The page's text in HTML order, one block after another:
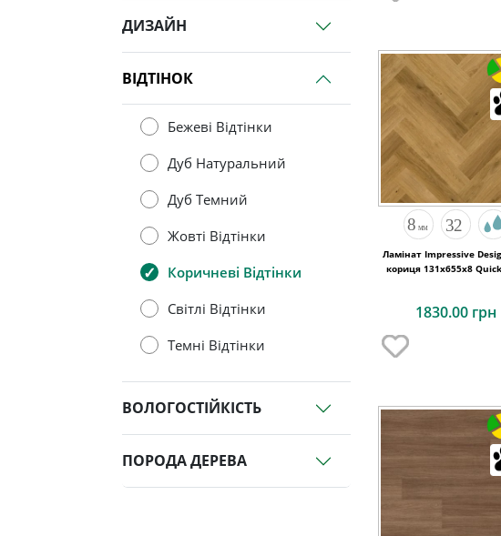
ДИЗАЙН
ВІДТІНОК
Бежеві Відтінки
Дуб Натуральний
Дуб Темний
Жовті Відтінки
Коричневі Відтінки
Світлі Відтінки
Темні Відтінки
ВОЛОГОСТІЙКІСТЬ
ПОРОДА ДЕРЕВА
Ламінат Impressive
кориця 131х655x8
1830.00 грн